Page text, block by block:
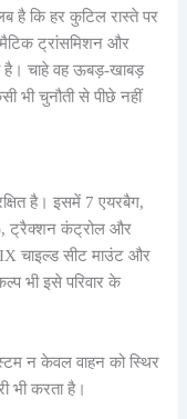
है कि हर कुटिल रास्ते पर
ट्रांसमिशन और
है। चाहे वह ऊबड़-खाबड़
भी चुनौती से पीछे नहीं
है। इसमें 7 एयरबैग,
ट्रैक्शन कंट्रोल और
चाइल्ड सीट माउंट और
भी इसे परिवार के
न केवल वाहन को स्थिर
भी करता है।